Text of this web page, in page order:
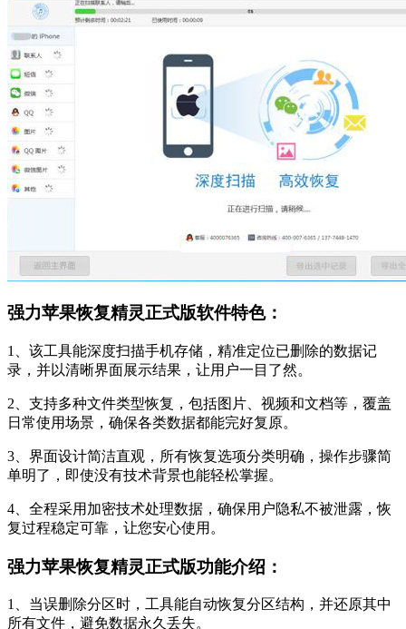
强力苹果恢复精灵正式版软件特色：
1、该工具能深度扫描手机存储，精准定位已删除的数据记
录，并以清晰界面展示结果，让用户一目了然。
2、支持多种文件类型恢复，包括图片、视频和文档等，覆盖
日常使用场景，确保各类数据都能完好复原。
3、界面设计简洁直观，所有恢复选项分类明确，操作步骤简
单明了，即使没有技术背景也能轻松掌握。
4、全程采用加密技术处理数据，确保用户隐私不被泄露，恢
复过程稳定可靠，让您安心使用。
强力苹果恢复精灵正式版功能介绍：
1、当误删除分区时，工具能自动恢复分区结构，并还原其中
所有文件，避免数据永久丢失。